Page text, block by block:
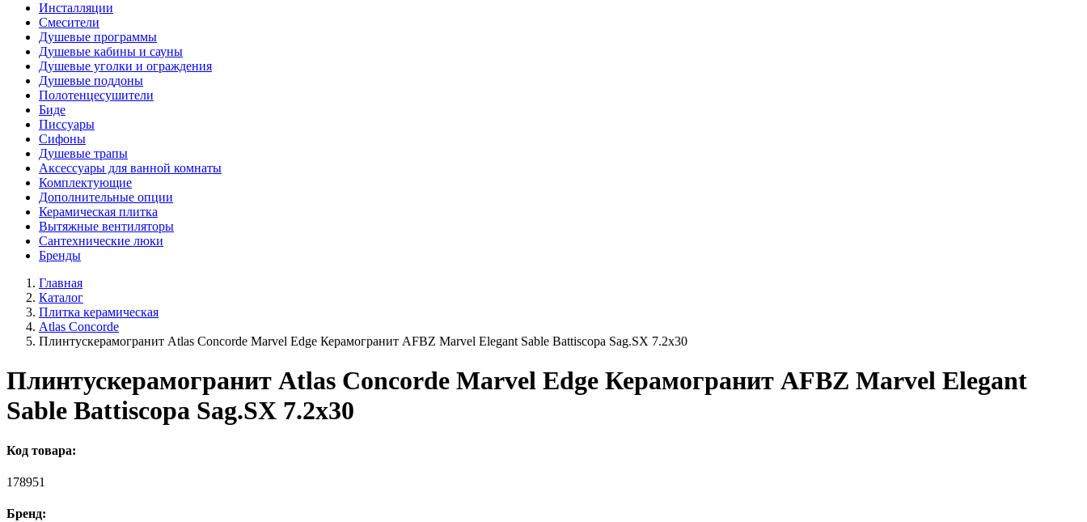
Инсталляции
Смесители
Душевые программы
Душевые кабины и сауны
Душевые уголки и ограждения
Душевые поддоны
Полотенцесушители
Биде
Писсуары
Сифоны
Душевые трапы
Аксессуары для ванной комнаты
Комплектующие
Дополнительные опции
Керамическая плитка
Вытяжные вентиляторы
Сантехнические люки
Бренды
Главная
Каталог
Плитка керамическая
Atlas Concorde
Плинтускерамогранит Atlas Concorde Marvel Edge Керамогранит AFBZ Marvel Elegant Sable Battiscopa Sag.SX 7.2x30
Плинтускерамогранит Atlas Concorde Marvel Edge Керамогранит AFBZ Marvel Elegant
Sable Battiscopa Sag.SX 7.2x30
Код товара:
178951
Бренд: